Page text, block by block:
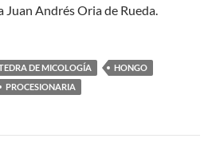
Andrés Oria de Rueda.
DE MICOLOGÍA
HONGO
PROCESIONARIA